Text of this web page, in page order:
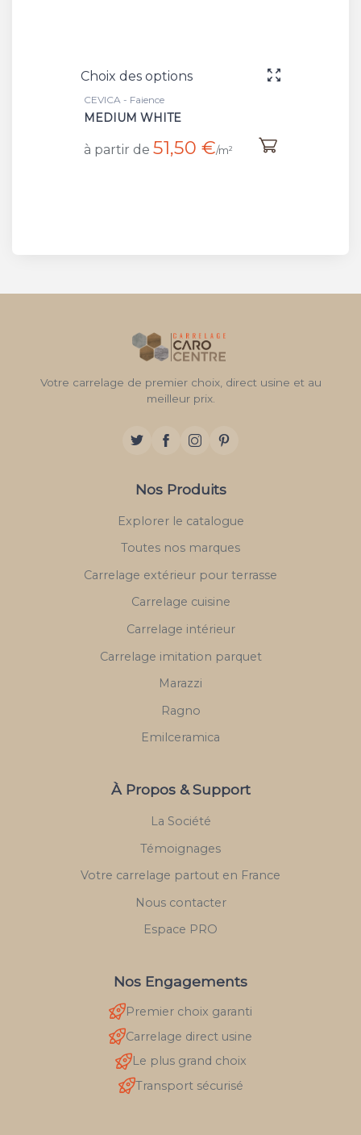
Choix des options
CEVICA - Faience
MEDIUM WHITE
à partir de 51,50 €/m²
Votre carrelage de premier choix, direct usine et au
meilleur prix.
Nos Produits
Explorer le catalogue
Toutes nos marques
Carrelage extérieur pour terrasse
Carrelage cuisine
Carrelage intérieur
Carrelage imitation parquet
Marazzi
Ragno
Emilceramica
À Propos & Support
La Société
Témoignages
Votre carrelage partout en France
Nous contacter
Espace PRO
Nos Engagements
Premier choix garanti
Carrelage direct usine
Le plus grand choix
Transport sécurisé